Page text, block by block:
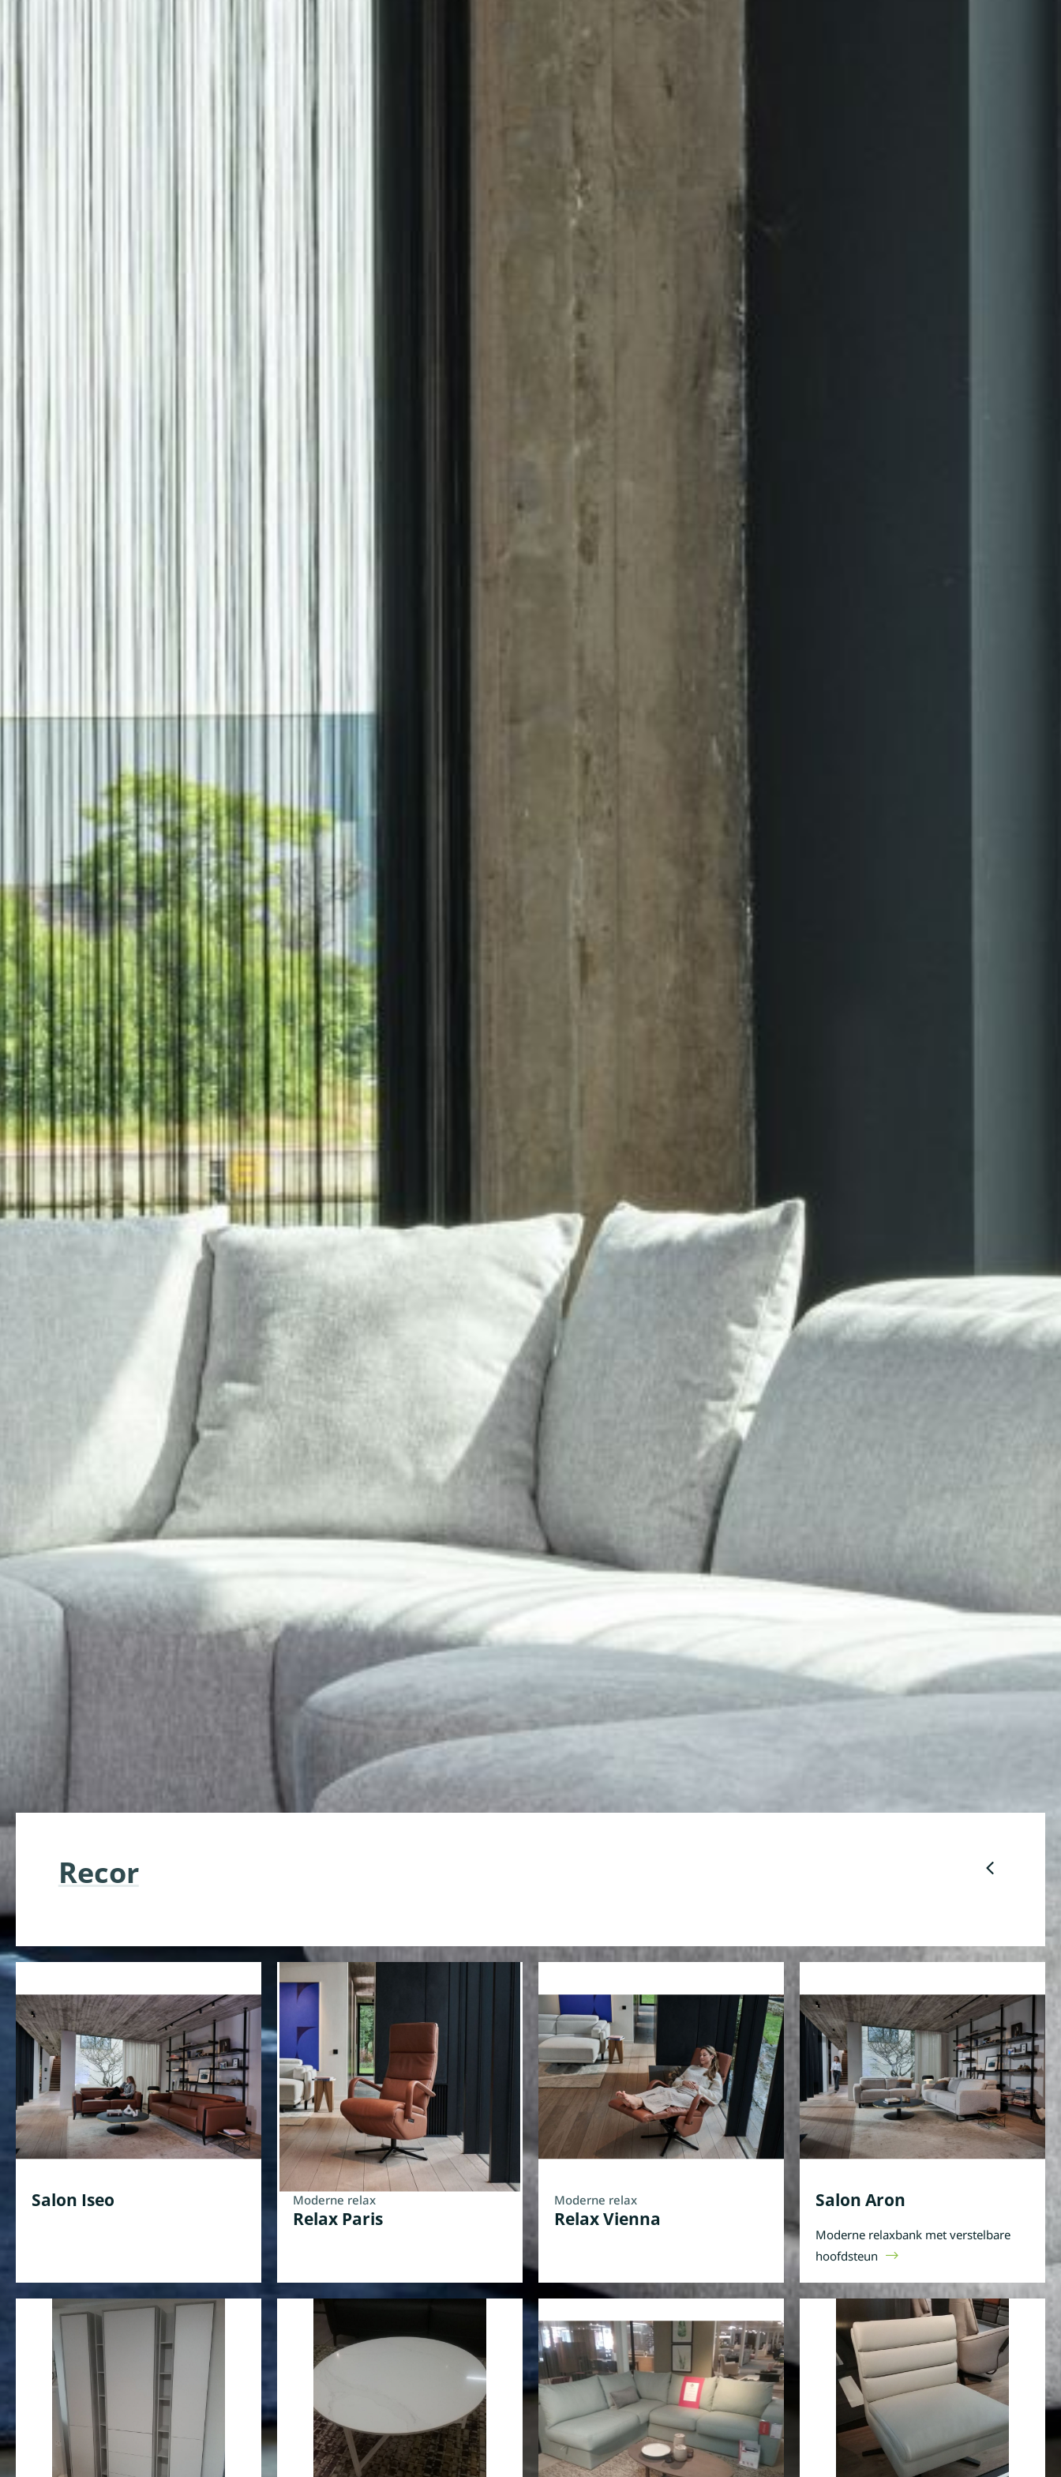
Recor
Salon Iseo Moderne relax
Relax Paris
Moderne relax
Relax Vienna
Salon Aron
Moderne relaxbank met verstelbare
hoofdsteun